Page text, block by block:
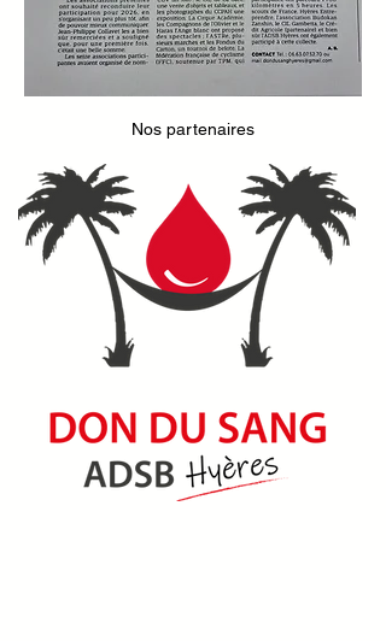
Nos partenaires